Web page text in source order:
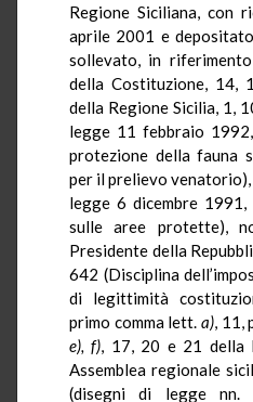
Regione Siciliana, con
aprile 2001 e
sollevato, in
della Costituzione, 14,
della Regione Sicilia, 1,
legge 11 febbraio
protezione della fauna
per il prelievo venatorio),
legge 6 dicembre
sulle aree protette),
Presidente della
642 (Disciplina
di legittimità
primo comma lett. a), 11,
e), f), 17, 20 e 21 della
Assemblea regionale
(disegni di legge nn.